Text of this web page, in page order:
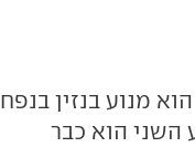
מנוע בנזין בנפח
26 קג"מ. המנוע השני הוא כבר